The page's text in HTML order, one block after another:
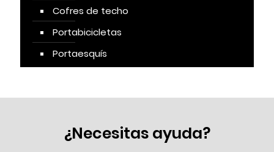
Cofres de techo
Portabicicletas
Portaesquís
¿Necesitas ayuda?